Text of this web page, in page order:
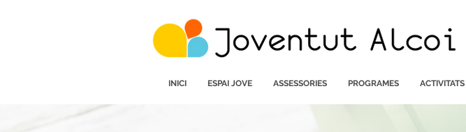
INICI ESPAI JOVE ASSESSORIES PROGRAMES ACTIVITATS